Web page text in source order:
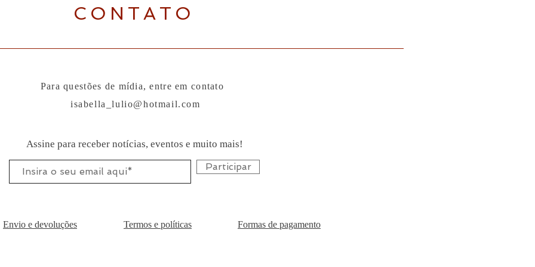
CONTATO
Para questões de mídia, entre em contato
isabella_lulio@hotmail.com
Assine para receber notícias, eventos e muito mais!
Participar
Envio e devoluções Termos e políticas Formas de pagamento